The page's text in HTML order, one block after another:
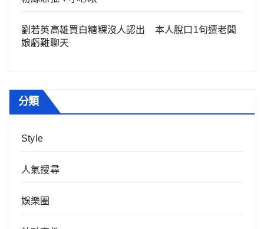
劉若英高雄買白糖粿沒人認出 本人脫口1句遭老闆
娘虧難聊天
分類
Style
人氣搜尋
娛樂圈